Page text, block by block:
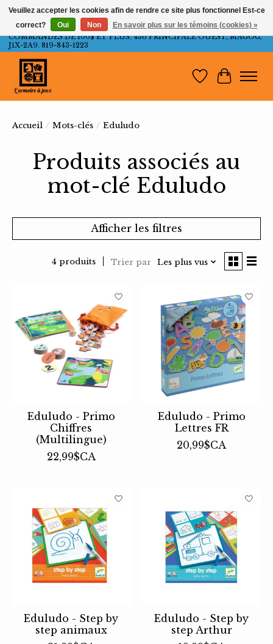
LIVRAISON GRATUITE AU QUÉBEC ET ONTARIO POUR LES
COMMANDES DE 100$ ET PLUS. 436 PRINCIPALE OUEST, MAGOG,
J1X-2A9. 819-843-1223
Liste dePanier
Accueil / Mots-clés / Eduludo
Produits associés au
mot-clé Eduludo
Afficher les filtres
4 produits Trier par Les plus vus
Eduludo - Primo
Chiffres
(Multilingue)
22,99$CA
Eduludo - Primo
Lettres FR
20,99$CA
Eduludo - Step by
step animaux
Eduludo - Step by
step Arthur
Veuillez accepter les cookies afin de rendre ce site plus fonctionnel Est-ce
correct?
Oui Non En savoir plus sur les témoins (cookies) »